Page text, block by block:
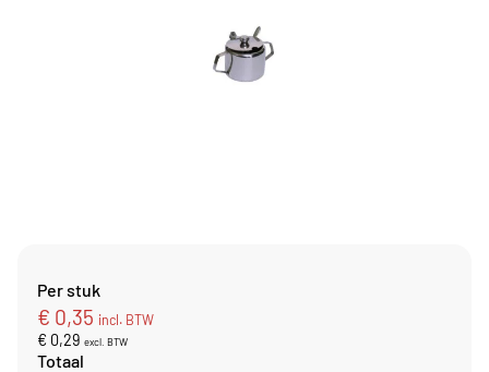
Per stuk
€ 0,35 incl. BTW
€ 0,29 excl. BTW
Totaal